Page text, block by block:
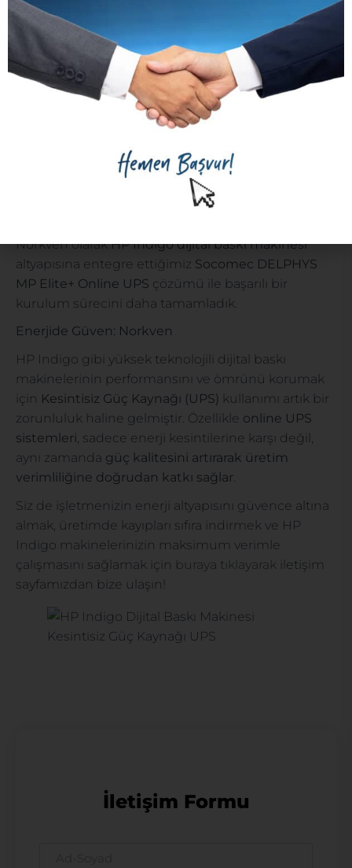
Endüstriyel Üretim
: CNC Lazer Kesim, PLC
kontrollü hatlar
Bilişim ve Veri Merkezleri: Sunucular, ağ
sistemleri
Telekomünikasyon
Savunma Sanayi
E-Ticaret Altyapıları
kesintisiz enerji , operasyonel
Norkven olarakHP Indigo dijital baskı makinesi
altyapısına entegre ettiğimiz Socomec DELPHYS
MP Elite+ Online UPS çözümü ile başarılı bir
kurulum sürecini daha tamamladık.
Enerjide Güven: Norkven
HP Indigo gibi yüksek teknolojili dijital baskı
makinelerinin performansını ve ömrünü korumak
için Kesintisiz Güç Kaynağı (UPS) kullanımı artık bir
zorunluluk haline gelmiştir. Özellikle online UPS
sistemleri, sadece enerji kesintilerine karşı değil,
aynı zamanda güç kalitesini artırarak üretim
verimliliğine doğrudan katkı sağlar.
Siz de işletmenizin enerji altyapısını güvence altına
almak, üretimde kayıpları sıfıra indirmek ve HP
Indigo makinelerinizin maksimum verimle
çalışmasını sağlamak için buraya tıklayarak iletişim
sayfamızdan bize ulaşın!
İletişim Formu